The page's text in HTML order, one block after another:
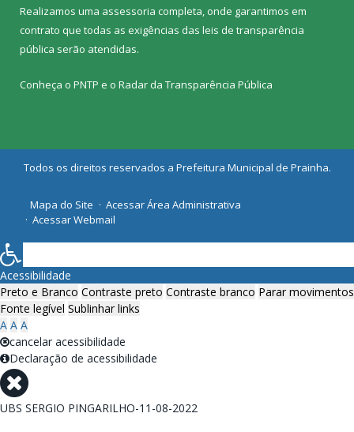
Realizamos uma assessoria completa, onde garantimos em
contrato que todas as exigências das leis de transparência
pública serão atendidas.
Conheça o PNTP e o Radar da Transparência Pública
Todos os direitos reservados a Prefeitura Municipal de Prainha.
Mapa do Site
Acessar Área Administrativa
Acessar Webmail
Acessibilidade
Preto e Branco Contraste preto Contraste branco Parar movimentos
Fonte legível Sublinhar links
A A A
cancelar acessibilidade
Declaração de acessibilidade
UBS SERGIO PINGARILHO-11-08-2022